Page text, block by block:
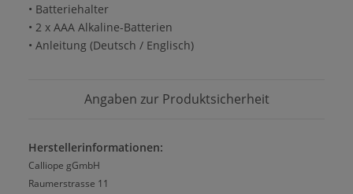
• Batteriehalter
• 2 x AAA Alkaline-Batterien
• Anleitung (Deutsch / Englisch)
Angaben zur Produktsicherheit
Herstellerinformationen:
Calliope gGmbH
Raumerstrasse 11